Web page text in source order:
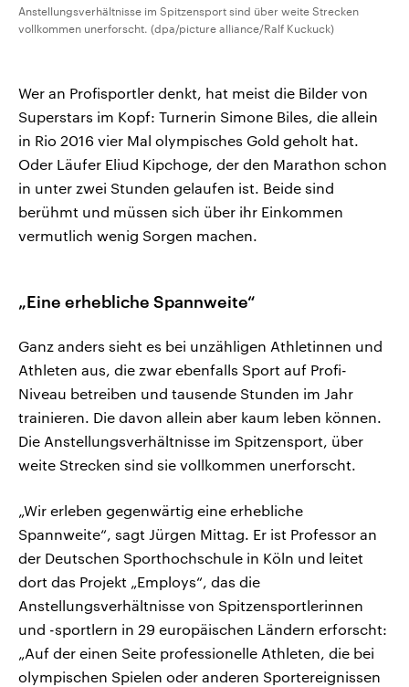
Anstellungsverhältnisse im Spitzensport sind über weite Strecken
vollkommen unerforscht. (dpa/picture alliance/Ralf Kuckuck)
Wer an Profisportler denkt, hat meist die Bilder von
Superstars im Kopf: Turnerin Simone Biles, die allein
in Rio 2016 vier Mal olympisches Gold geholt hat.
Oder Läufer Eliud Kipchoge, der den Marathon schon
in unter zwei Stunden gelaufen ist. Beide sind
berühmt und müssen sich über ihr Einkommen
vermutlich wenig Sorgen machen.
„Eine erhebliche Spannweite“
Ganz anders sieht es bei unzähligen Athletinnen und
Athleten aus, die zwar ebenfalls Sport auf Profi-
Niveau betreiben und tausende Stunden im Jahr
trainieren. Die davon allein aber kaum leben können.
Die Anstellungsverhältnisse im Spitzensport, über
weite Strecken sind sie vollkommen unerforscht.
„Wir erleben gegenwärtig eine erhebliche
Spannweite“, sagt Jürgen Mittag. Er ist Professor an
der Deutschen Sporthochschule in Köln und leitet
dort das Projekt „Employs“, das die
Anstellungsverhältnisse von Spitzensportlerinnen
und -sportlern in 29 europäischen Ländern erforscht:
„Auf der einen Seite professionelle Athleten, die bei
olympischen Spielen oder anderen Sportereignissen